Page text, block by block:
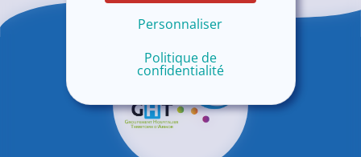
Personnaliser
Politique de
confidentialité